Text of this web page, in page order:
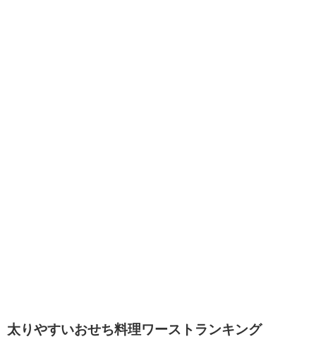
太りやすいおせち料理ワーストランキング